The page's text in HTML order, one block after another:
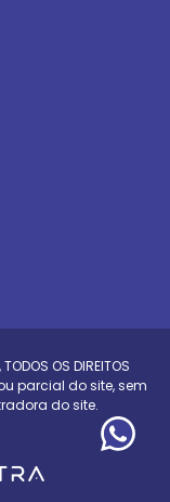
TODOS OS DIREITOS
parcial do site, sem
do site.